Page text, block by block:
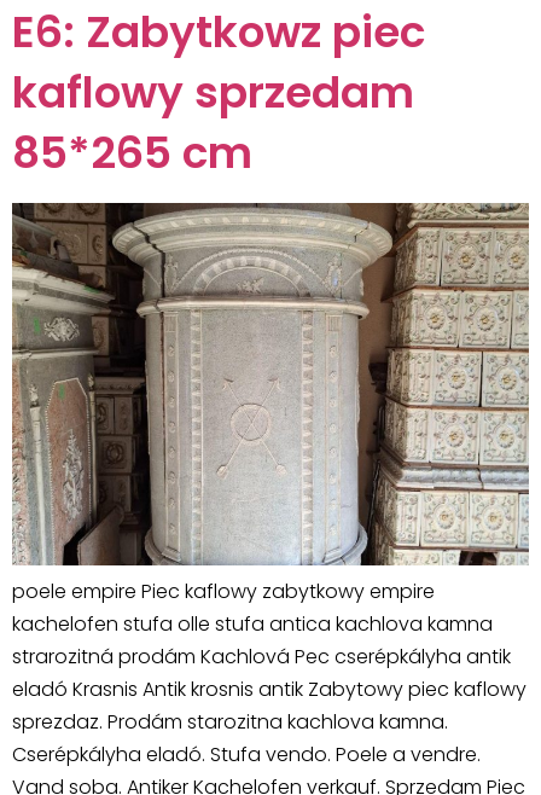
E6: Zabytkowz piec
kaflowy sprzedam
85*265 cm
poele empire Piec kaflowy zabytkowy empire
kachelofen stufa olle stufa antica kachlova kamna
strarozitná prodám Kachlová Pec cserépkályha antik
eladó Krasnis Antik krosnis antik Zabytowy piec kaflowy
sprezdaz. Prodám starozitna kachlova kamna.
Cserépkályha eladó. Stufa vendo. Poele a vendre.
Vand soba. Antiker Kachelofen verkauf. Sprzedam Piec